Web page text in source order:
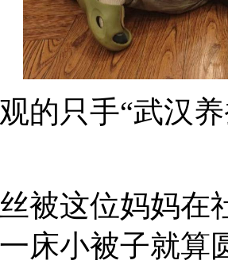
的只手“武汉
被这位妈妈在
床小被子就算